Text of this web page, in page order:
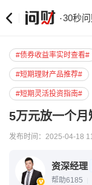
·30秒
#债券收益率实时查看#
#短期理财产品推荐#
#短期灵活投资指南#
5万元放一个月
发布时间：2025-04-18
资深经理
帮助6185